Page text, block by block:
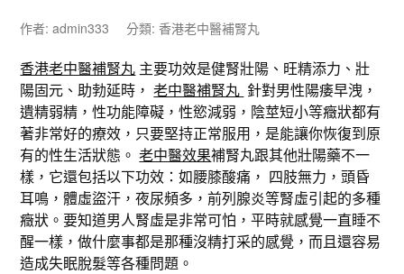
作者:admin333 分類: 香港老中醫補腎丸
香港老中醫補腎丸 主要功效是健腎壯陽、旺精添力、壯
陽固元、助勃延時，老中醫補腎丸 針對男性陽痿早洩，
遺精弱精，性功能障礙，性慾減弱，陰莖短小等癥狀都有
著非常好的療效，只要堅持正常服用，是能讓你恢復到原
有的性生活狀態。老中醫效果補腎丸跟其他壯陽藥不一
樣，它還包括以下功效：如腰膝酸痛， 四肢無力，頭昏
耳鳴，體虛盜汗，夜尿頻多，前列腺炎等腎虛引起的多種
癥狀。要知道男人腎虛是非常可怕，平時就感覺一直睡不
醒一樣，做什麼事都是那種沒精打采的感覺，而且還容易
造成失眠脫髮等各種問題。